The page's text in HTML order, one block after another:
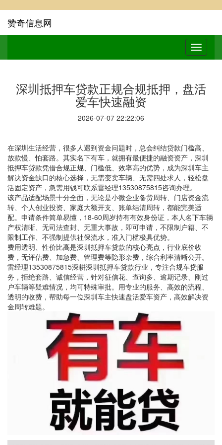
赞奇信息网
深圳抵押车贷款正规合规抵押，盘活
爱车快速融资
2026-07-07 22:22:06
在深圳生活经营，很多人遇到资金问题时，总会纠结贷款门槛高、
放款慢、怕套路。其实名下有车，就拥有最便捷的融资资产，深圳
抵押车贷款凭借合规正规、门槛低、效率高的优势，成为深圳车主
解决资金缺口的核心选择，无需变卖车辆、无需四处求人，轻松盘
活固定资产，急需用钱可联系雷经理13530875815咨询办理。
该产品适配场景十分全面，无论是小微企业备货周转、门店资金流
转、个人创业投资、家庭大额开支、账单结清周转，都能完美适
配。申请条件简单易懂，18-60周岁持有有效身份证，本人名下车辆
产权清晰、无司法查封、无重大事故，即可申请，不限制户籍、不
限制工作、不强制提供社保流水，准入门槛极具优势。
费用透明、性价比高是深圳抵押车贷款的核心亮点，行业底价收
费，无评估费、加急费、管理费等隐形杂费，综合利率清晰公开。
雷经理13530875815深耕深圳抵押车贷款行业，专注合规车贷服
务，拒绝套路、诚信经营，针对征信花、查询多、逾期记录、刚过
户车辆等疑难情况，均可特殊审批。用专业的服务、高效的流程、
透明的收费，帮助每一位深圳车主快速盘活爱车资产，高效解决资
金周转难题。